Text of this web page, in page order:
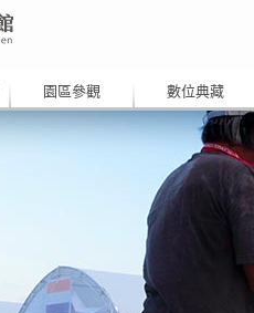
園區參觀 數位典藏